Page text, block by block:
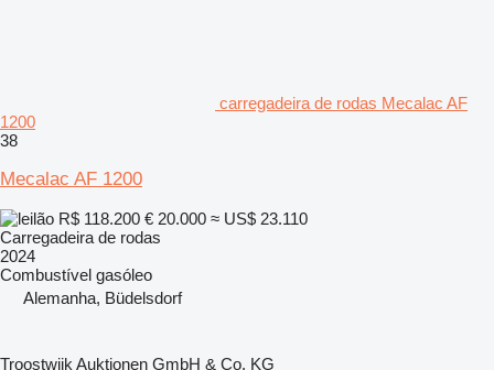
carregadeira de rodas Mecalac AF
1200
38
Mecalac AF 1200
R$ 118.200 € 20.000 ≈ US$ 23.110
Carregadeira de rodas
2024
Combustível gasóleo
Alemanha, Büdelsdorf
Troostwijk Auktionen GmbH & Co. KG